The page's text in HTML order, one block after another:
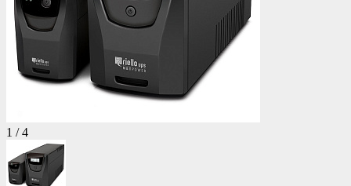
1 /4